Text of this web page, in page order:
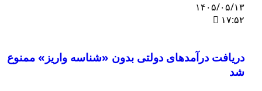
۱۴۰۵/۰۵/۱۳
۱۷:۵۲
دریافت درآمدهای دولتی بدون «شناسه واریز» ممنوع
شد